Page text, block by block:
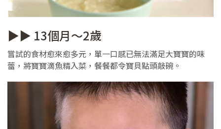
▶▶ 13個月～2歲
嘗試的食材愈來愈多元，單一口感已無法滿足大寶寶的味
蕾，將寶寶滴魚精入菜，餐餐都令寶貝點頭敲碗。